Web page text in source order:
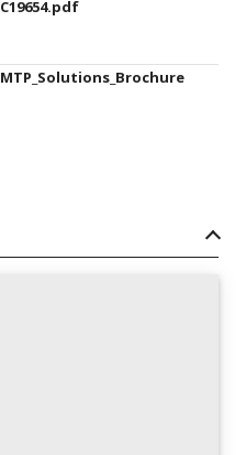
C19654.pdf
MTP_Solutions_Brochure